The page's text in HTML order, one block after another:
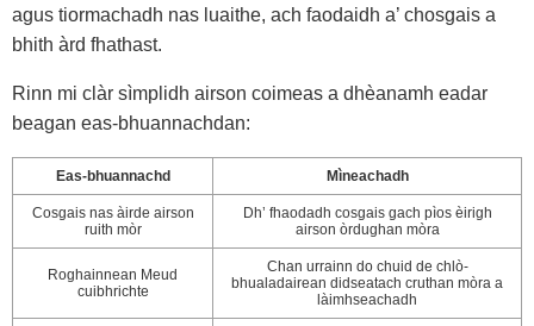
agus tiormachadh nas luaithe, ach faodaidh a’ chosgais a
bhith àrd fhathast.
Rinn mi clàr sìmplidh airson coimeas a dhèanamh eadar
beagan eas-bhuannachdan:
Eas-bhuannachd Mìneachadh
Cosgais nas àirde airson
ruith mòr
Dh’ fhaodadh cosgais gach pìos èirigh
airson òrdughan mòra
Roghainnean Meud
cuibhrichte
Chan urrainn do chuid de chlò-
bhualadairean didseatach cruthan mòra a
làimhseachadh